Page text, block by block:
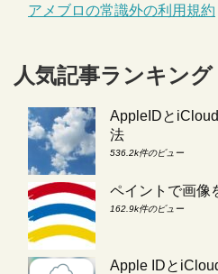
アメブロの常識外の利用規約
人気記事ランキング
AppleIDと
法
536.2k件のビュー
ペイントで画像
162.9k件のビュー
Apple IDと